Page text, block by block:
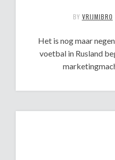
BY VRIJMIBRO
Het is nog maar
voetbal in Rusland